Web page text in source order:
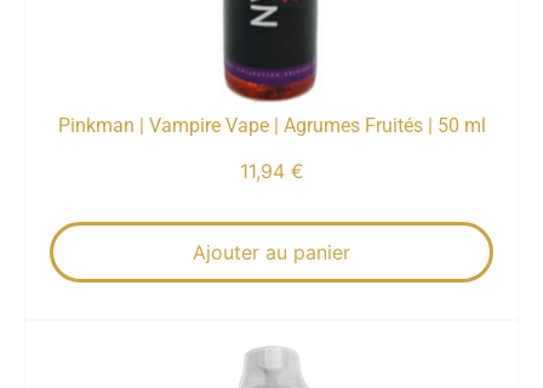
Pinkman | Vampire Vape | Agrumes Fruités | 50 ml
11,94 €
Ajouter au panier